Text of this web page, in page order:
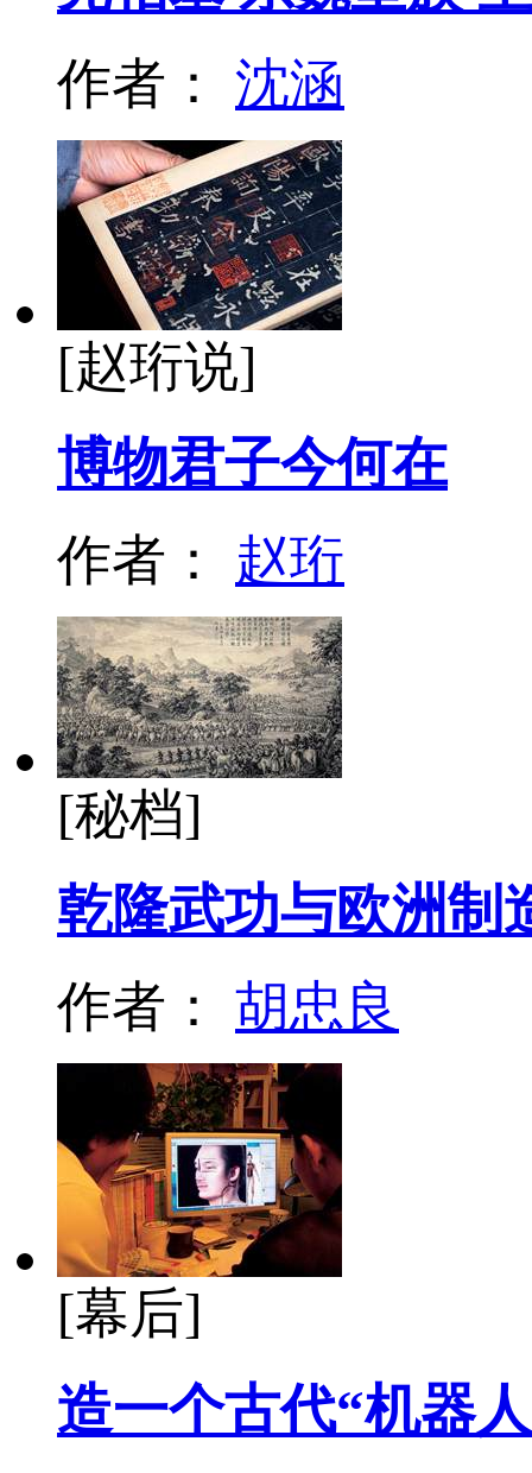
作者： 沈涵
[赵珩说]
博物君子今何在
作者： 赵珩
[秘档]
乾隆武功与欧洲制
作者： 胡忠良
[幕后]
造一个古代“机器